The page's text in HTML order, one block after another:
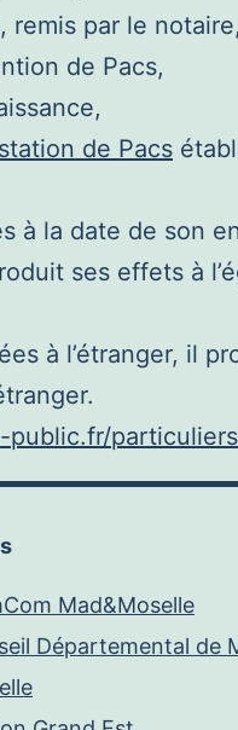
remis par le notaire,
de Pacs,
de Pacs
à la date de son
ses effets à
à l’étranger, il
Mad&Moselle
Départemental de